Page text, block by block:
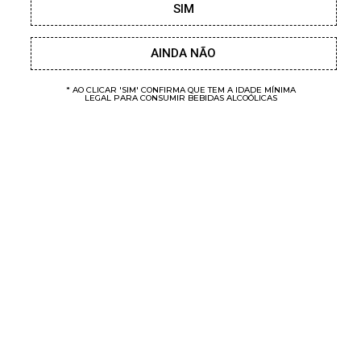
SIM
AINDA NÃO
* AO CLICAR 'SIM' CONFIRMA QUE TEM A IDADE MÍNIMA
LEGAL PARA CONSUMIR BEBIDAS ALCOÓLICAS